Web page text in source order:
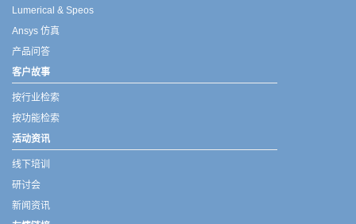
Lumerical & Speos
Ansys 仿真
产品问答
客户故事
按行业检索
按功能检索
活动资讯
线下培训
研讨会
新闻资讯